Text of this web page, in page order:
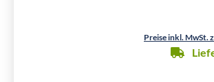
Preise inkl. MwSt.